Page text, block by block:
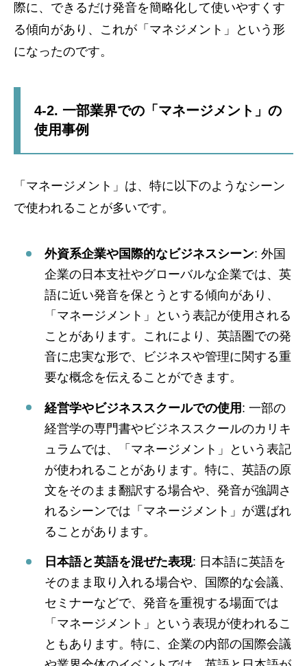
際に、できるだけ発音を簡略化して使いやすくす
る傾向があり、これが「マネジメント」という形
になったのです。
4-2. 一部業界での「マネージメント」の
使用事例
「マネージメント」は、特に以下のようなシーン
で使われることが多いです。
外資系企業や国際的なビジネスシーン: 外国
企業の日本支社やグローバルな企業では、英
語に近い発音を保とうとする傾向があり、
「マネージメント」という表記が使用される
ことがあります。これにより、英語圏での発
音に忠実な形で、ビジネスや管理に関する重
要な概念を伝えることができます。
経営学やビジネススクールでの使用 : 一部の
経営学の専門書やビジネススクールのカリキ
ュラムでは、「マネージメント」という表記
が使われることがあります。特に、英語の原
文をそのまま翻訳する場合や、発音が強調さ
れるシーンでは「マネージメント」が選ばれ
ることがあります。
日本語と英語を混ぜた表現: 日本語に英語を
そのまま取り入れる場合や、国際的な会議、
セミナーなどで、発音を重視する場面では
「マネージメント」という表現が使われるこ
ともあります。特に、企業の内部の国際会議